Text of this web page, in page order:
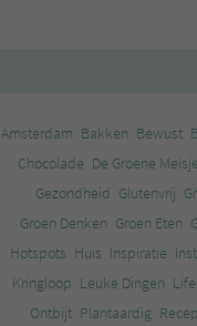
Amsterdam Bakken Bewust
Chocolade De Groene
Gezondheid Glutenvrij
Groen Denken Groen Eten
Hotspots Huis Inspiratie
Kringloop Leuke Dingen
Ontbijt Plantaardig